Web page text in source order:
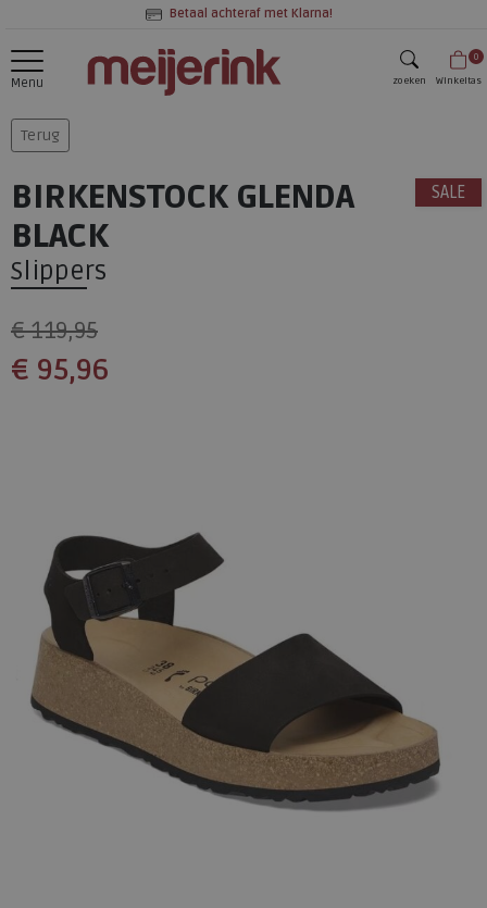
Betaal achteraf met Klarna!
Menu zoeken
0
Winkeltas
Terug
SALE
BIRKENSTOCK GLENDA
BLACK
Slippers
€ 119,95
€ 95,96